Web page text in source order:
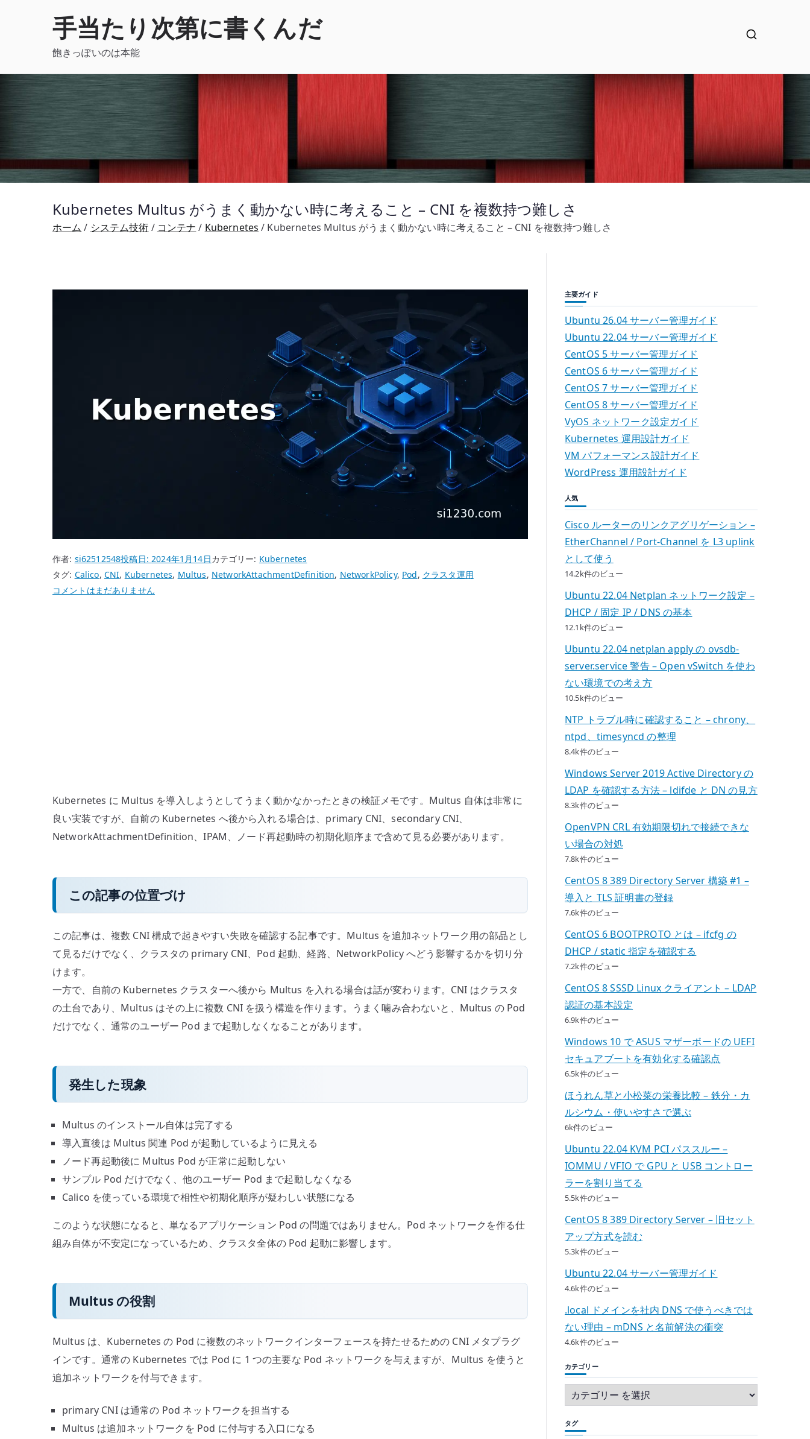
手当たり次第に書くんだ
飽きっぽいのは本能
Kubernetes Multus がうまく動かない時に考えること – CNI を複数持つ難しさ
ホーム システム技術 コンテナ Kubernetes Kubernetes Multus がうまく動かない時に考えること – CNI を複数持つ難しさ
作者: si62512548投稿日:2024年1月14日カテゴリー: Kubernetes
タグ: Calico, CNI, Kubernetes, Multus, NetworkAttachmentDefinition, NetworkPolicy, Pod, クラスタ運用
Kubernetes
こ
と
持
つ
難
へ
の
コメントはまだありません
Kubernetes に Multus を導入しようとしてうまく動かなかったときの検証メモです。Multus 自体は非常に
良い実装ですが、自前の Kubernetes へ後から入れる場合は、primary CNI、secondary CNI、
NetworkAttachmentDefinition、IPAM、ノード再起動時の初期化順序まで含めて見る必要があります。
この記事の位置づけ
この記事は、複数 CNI 構成で起きやすい失敗を確認する記事です。Multus を追加ネットワーク用の部品とし
て見るだけでなく、クラスタの primary CNI、Pod 起動、経路、NetworkPolicy へどう影響するかを切り分
けます。
一方で、自前の Kubernetes クラスターへ後から Multus を入れる場合は話が変わります。CNI はクラスタ
の土台であり、Multus はその上に複数 CNI を扱う構造を作ります。うまく噛み合わないと、Multus の Pod
だけでなく、通常のユーザー Pod まで起動しなくなることがあります。
発生した現象
Multus のインストール自体は完了する
導入直後は Multus 関連 Pod が起動しているように見える
ノード再起動後に Multus Pod が正常に起動しない
サンプル Pod だけでなく、他のユーザー Pod まで起動しなくなる
Calico を使っている環境で相性や初期化順序が疑わしい状態になる
このような状態になると、単なるアプリケーション Pod の問題ではありません。Pod ネットワークを作る仕
組み自体が不安定になっているため、クラスタ全体の Pod 起動に影響します。
Multus の役割
Multus は、Kubernetes の Pod に複数のネットワークインターフェースを持たせるための CNI メタプラグ
インです。通常の Kubernetes では Pod に 1 つの主要な Pod ネットワークを与えますが、Multus を使うと
追加ネットワークを付与できます。
primary CNI は通常の Pod ネットワークを担当する
Multus は追加ネットワークを Pod に付与する入口になる
主要ガイド
Ubuntu 26.04 サーバー管理ガイド
Ubuntu 22.04 サーバー管理ガイド
CentOS 5 サーバー管理ガイド
CentOS 6 サーバー管理ガイド
CentOS 7 サーバー管理ガイド
CentOS 8 サーバー管理ガイド
VyOS ネットワーク設定ガイド
Kubernetes 運用設計ガイド
VM パフォーマンス設計ガイド
WordPress 運用設計ガイド
人気
Cisco ルーターのリンクアグリゲーション –
EtherChannel / Port-Channel を L3 uplink
として使う
14.2k件のビュー
Ubuntu 22.04 Netplan ネットワーク設定 –
DHCP / 固定 IP / DNS の基本
12.1k件のビュー
Ubuntu 22.04 netplan apply の ovsdb-
server.service 警告 – Open vSwitch を使わ
ない環境での考え方
10.5k件のビュー
NTP トラブル時に確認すること – chrony、
ntpd、timesyncd の整理
8.4k件のビュー
Windows Server 2019 Active Directory の
LDAP を確認する方法 – ldifde と DN の見方
8.3k件のビュー
OpenVPN CRL 有効期限切れで接続できな
い場合の対処
7.8k件のビュー
CentOS 8 389 Directory Server 構築 #1 –
導入と TLS 証明書の登録
7.6k件のビュー
CentOS 6 BOOTPROTO とは – ifcfg の
DHCP / static 指定を確認する
7.2k件のビュー
CentOS 8 SSSD Linux クライアント – LDAP
認証の基本設定
6.9k件のビュー
Windows 10 で ASUS マザーボードの UEFI
セキュアブートを有効化する確認点
6.5k件のビュー
ほうれん草と小松菜の栄養比較 – 鉄分・カ
ルシウム・使いやすさで選ぶ
6k件のビュー
Ubuntu 22.04 KVM PCI パススルー –
IOMMU / VFIO で GPU と USB コントロー
ラーを割り当てる
5.5k件のビュー
CentOS 8 389 Directory Server – 旧セット
アップ方式を読む
5.3k件のビュー
Ubuntu 22.04 サーバー管理ガイド
4.6k件のビュー
.local ドメインを社内 DNS で使うべきでは
ない理由 – mDNS と名前解決の衝突
4.6k件のビュー
カテゴリー
タグ